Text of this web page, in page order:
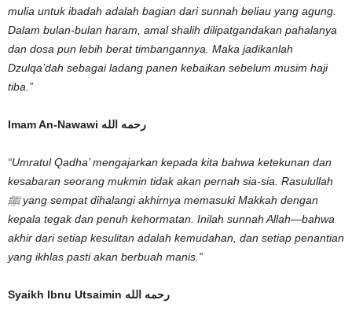
mulia untuk ibadah adalah bagian dari sunnah beliau yang agung.
Dalam bulan-bulan haram, amal shalih dilipatgandakan pahalanya
dan dosa pun lebih berat timbangannya. Maka jadikanlah
Dzulqa’dah sebagai ladang panen kebaikan sebelum musim haji
tiba.”
Imam An-Nawawi رحمه الله
“Umratul Qadha’ mengajarkan kepada kita bahwa ketekunan dan
kesabaran seorang mukmin tidak akan pernah sia-sia. Rasulullah
ﷺ yang sempat dihalangi akhirnya memasuki Makkah dengan
kepala tegak dan penuh kehormatan. Inilah sunnah Allah—bahwa
akhir dari setiap kesulitan adalah kemudahan, dan setiap penantian
yang ikhlas pasti akan berbuah manis.”
Syaikh Ibnu Utsaimin رحمه الله